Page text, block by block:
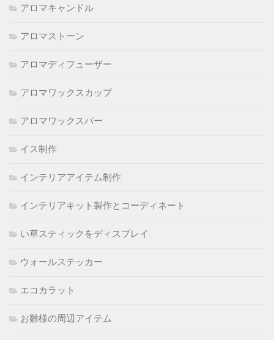
アロマキャンドル
アロマストーン
アロマディフューザー
アロマワックスカップ
アロマワックスバー
イス制作
インテリアアイテム制作
インテリアキット製作とコーディネート
い草スティックをディスプレイ
ウォールステッカー
エコカラット
お雛様の周辺アイテム